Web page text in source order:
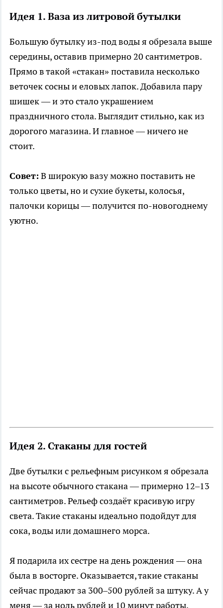
Идея 1. Ваза из литровой бутылки
Большую бутылку из-под воды я обрезала выше
середины, оставив примерно 20 сантиметров.
Прямо в такой «стакан» поставила несколько
веточек сосны и еловых лапок. Добавила пару
шишек — и это стало украшением
праздничного стола. Выглядит стильно, как из
дорогого магазина. И главное — ничего не
стоит.
Совет: В широкую вазу можно поставить не
только цветы, но и сухие букеты, колосья,
палочки корицы — получится по-новогоднему
уютно.
Идея 2. Стаканы для гостей
Две бутылки с рельефным рисунком я обрезала
на высоте обычного стакана — примерно 12–13
сантиметров. Рельеф создаёт красивую игру
света. Такие стаканы идеально подойдут для
сока, воды или домашнего морса.
Я подарила их сестре на день рождения — она
была в восторге. Оказывается, такие стаканы
сейчас продают за 300–500 рублей за штуку. А у
меня — за ноль рублей и 10 минут работы.